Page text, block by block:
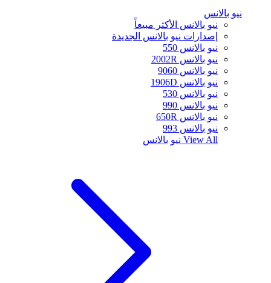
نيو بالانس
نيو بالانس الأكثر مبيعاً
إصدارات نيو بالانس الجديدة
نيو بالانس 550
نيو بالانس 2002R
نيو بالانس 9060
نيو بالانس 1906D
نيو بالانس 530
نيو بالانس 990
نيو بالانس 650R
نيو بالانس 993
View All نيو بالانس